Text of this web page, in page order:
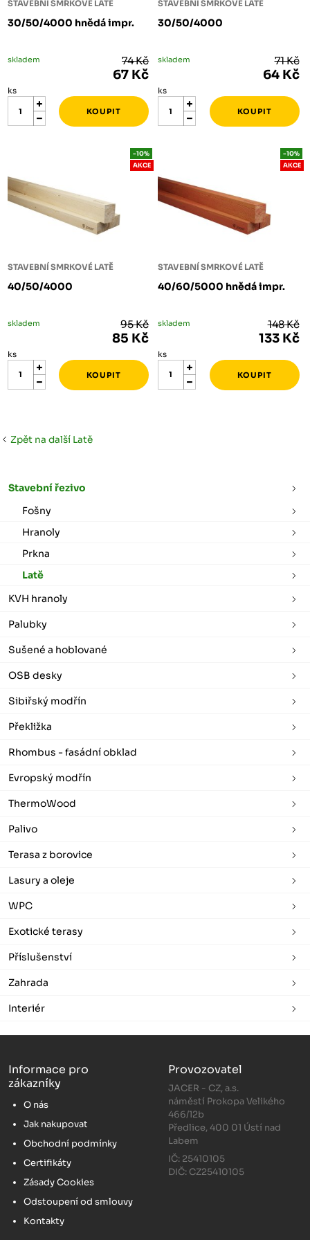
STAVEBNÍ SMRKOVÉ LATĚ
30/50/4000 hnědá impr.
skladem 74 Kč
67 Kč
ks
STAVEBNÍ SMRKOVÉ LATĚ
30/50/4000
skladem 71 Kč
64 Kč
ks
STAVEBNÍ SMRKOVÉ LATĚ
40/50/4000
-10%
AKCE
skladem 95 Kč
85 Kč
ks
STAVEBNÍ SMRKOVÉ LATĚ
40/60/5000 hnědá impr.
-10%
AKCE
skladem 148 Kč
133 Kč
ks
Zpět na další Latě
Stavební řezivo
Fošny
Hranoly
Prkna
Latě
KVH hranoly
Palubky
Sušené a hoblované
OSB desky
Sibiřský modřín
Překližka
Rhombus - fasádní obklad
Evropský modřín
ThermoWood
Palivo
Terasa z borovice
Lasury a oleje
WPC
Exotické terasy
Příslušenství
Zahrada
Interiér
Informace pro
zákazníky
O nás
Jak nakupovat
Obchodní podmínky
Certifikáty
Zásady Cookies
Odstoupení od smlouvy
Kontakty
Provozovatel
JACER - CZ, a.s.
náměstí Prokopa Velikého
466/12b
Předlice, 400 01 Ústí nad
Labem
IČ: 25410105
DIČ: CZ25410105